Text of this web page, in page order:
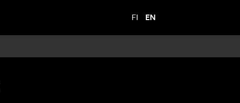
FI EN